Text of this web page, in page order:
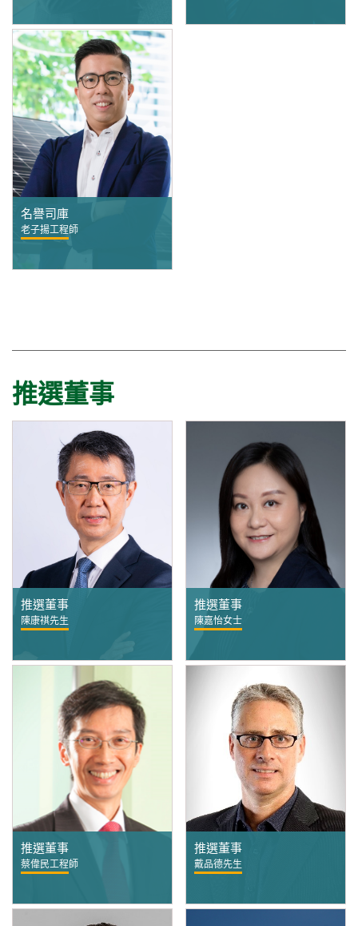
名譽司庫
老子揚工程師
推選董事
推選董事
陳康祺先生
推選董事
陳嘉怡女士
推選董事
蔡偉民工程師
推選董事
戴品德先生